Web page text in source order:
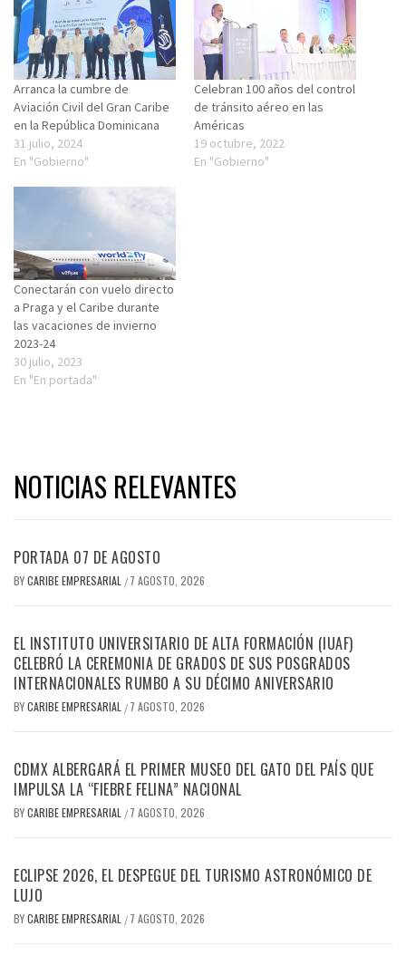
Arranca la cumbre de
Aviación Civil del Gran Caribe
en la República Dominicana
31 julio, 2024
En "Gobierno"
Celebran 100 años del control
de tránsito aéreo en las
Américas
19 octubre, 2022
En "Gobierno"
Conectarán con vuelo directo
a Praga y el Caribe durante
las vacaciones de invierno
2023-24
30 julio, 2023
En "En portada"
NOTICIAS RELEVANTES
PORTADA 07 DE AGOSTO
BYCARIBE EMPRESARIAL / 7 AGOSTO, 2026
EL INSTITUTO UNIVERSITARIO DE ALTA FORMACIÓN (IUAF)
CELEBRÓ LA CEREMONIA DE GRADOS DE SUS POSGRADOS
INTERNACIONALES RUMBO A SU DÉCIMO ANIVERSARIO
BYCARIBE EMPRESARIAL / 7 AGOSTO, 2026
CDMX ALBERGARÁ EL PRIMER MUSEO DEL GATO DEL PAÍS QUE
IMPULSA LA “FIEBRE FELINA” NACIONAL
BYCARIBE EMPRESARIAL / 7 AGOSTO, 2026
ECLIPSE 2026, EL DESPEGUE DEL TURISMO ASTRONÓMICO DE
LUJO
BYCARIBE EMPRESARIAL / 7 AGOSTO, 2026